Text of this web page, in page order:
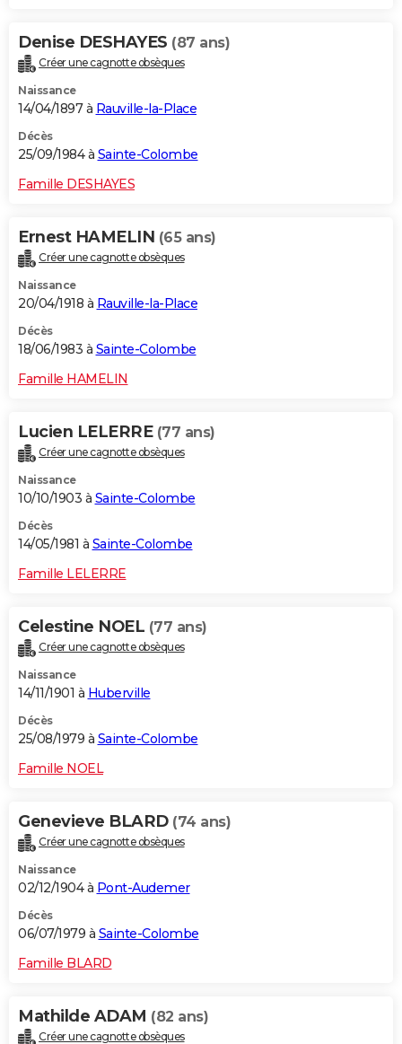
Denise DESHAYES (87 ans)
Créer une cagnotte obsèques
Naissance
14/04/1897 à Rauville-la-Place
Décès
25/09/1984 à Sainte-Colombe
Famille DESHAYES
Ernest HAMELIN (65 ans)
Créer une cagnotte obsèques
Naissance
20/04/1918 à Rauville-la-Place
Décès
18/06/1983 à Sainte-Colombe
Famille HAMELIN
Lucien LELERRE (77 ans)
Créer une cagnotte obsèques
Naissance
10/10/1903 à Sainte-Colombe
Décès
14/05/1981 à Sainte-Colombe
Famille LELERRE
Celestine NOEL (77 ans)
Créer une cagnotte obsèques
Naissance
14/11/1901 à Huberville
Décès
25/08/1979 à Sainte-Colombe
Famille NOEL
Genevieve BLARD (74 ans)
Créer une cagnotte obsèques
Naissance
02/12/1904 à Pont-Audemer
Décès
06/07/1979 à Sainte-Colombe
Famille BLARD
Mathilde ADAM (82 ans)
Créer une cagnotte obsèques